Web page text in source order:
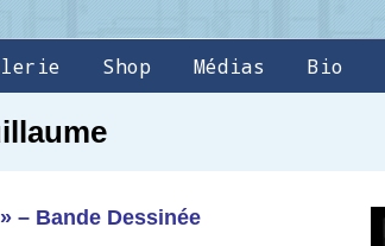
Shop Médias Bio
– Bande Dessinée